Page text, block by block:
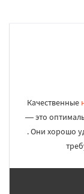
Качественные
— это
. Они хорошо